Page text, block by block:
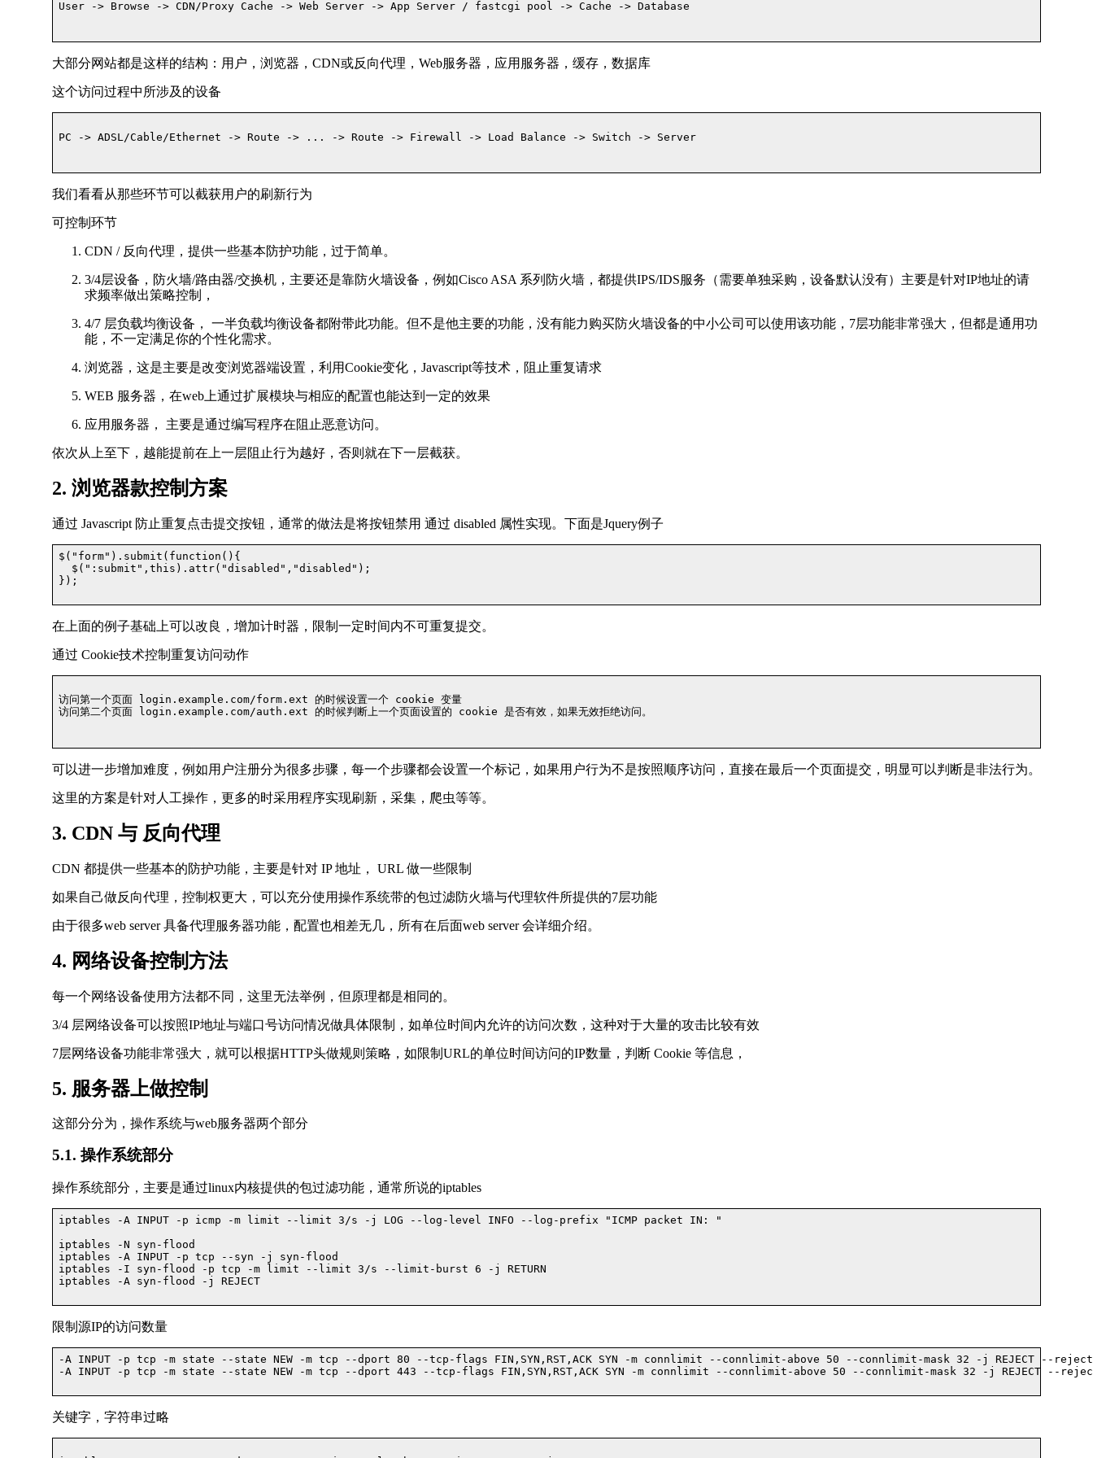
User -> Browse -> CDN/Proxy Cache -> Web Server -> App Server / fastcgi pool -> Cache -> Database
大部分网站都是这样的结构：用户，浏览器，CDN或反向代理，Web服务器，应用服务器，缓存，数据库
这个访问过程中所涉及的设备
PC -> ADSL/Cable/Ethernet -> Route -> ... -> Route -> Firewall -> Load Balance -> Switch -> Server
我们看看从那些环节可以截获用户的刷新行为
可控制环节
CDN / 反向代理，提供一些基本防护功能，过于简单。
3/4层设备，防火墙/路由器/交换机，主要还是靠防火墙设备，例如Cisco ASA 系列防火墙，都提供IPS/IDS服务（需要单独采购，设备默认没有）主要是针对IP地址的请
求频率做出策略控制，
4/7 层负载均衡设备， 一半负载均衡设备都附带此功能。但不是他主要的功能，没有能力购买防火墙设备的中小公司可以使用该功能，7层功能非常强大，但都是通用功
能，不一定满足你的个性化需求。
浏览器，这是主要是改变浏览器端设置，利用Cookie变化，Javascript等技术，阻止重复请求
WEB 服务器，在web上通过扩展模块与相应的配置也能达到一定的效果
应用服务器， 主要是通过编写程序在阻止恶意访问。
依次从上至下，越能提前在上一层阻止行为越好，否则就在下一层截获。
2. 浏览器款控制方案
通过 Javascript 防止重复点击提交按钮，通常的做法是将按钮禁用 通过 disabled 属性实现。下面是Jquery例子
$("form").submit(function(){
  $(":submit",this).attr("disabled","disabled");
});
在上面的例子基础上可以改良，增加计时器，限制一定时间内不可重复提交。
通过 Cookie技术控制重复访问动作
访问第一个页面 login.example.com/form.ext 的时候设置一个 cookie 变量
访问第二个页面 login.example.com/auth.ext 的时候判断上一个页面设置的 cookie 是否有效，如果无效拒绝访问。
可以进一步增加难度，例如用户注册分为很多步骤，每一个步骤都会设置一个标记，如果用户行为不是按照顺序访问，直接在最后一个页面提交，明显可以判断是非法行为。
这里的方案是针对人工操作，更多的时采用程序实现刷新，采集，爬虫等等。
3. CDN 与 反向代理
CDN 都提供一些基本的防护功能，主要是针对 IP 地址， URL 做一些限制
如果自己做反向代理，控制权更大，可以充分使用操作系统带的包过滤防火墙与代理软件所提供的7层功能
由于很多web server 具备代理服务器功能，配置也相差无几，所有在后面web server 会详细介绍。
4. 网络设备控制方法
每一个网络设备使用方法都不同，这里无法举例，但原理都是相同的。
3/4 层网络设备可以按照IP地址与端口号访问情况做具体限制，如单位时间内允许的访问次数，这种对于大量的攻击比较有效
7层网络设备功能非常强大，就可以根据HTTP头做规则策略，如限制URL的单位时间访问的IP数量，判断 Cookie 等信息，
5. 服务器上做控制
这部分分为，操作系统与web服务器两个部分
5.1. 操作系统部分
操作系统部分，主要是通过linux内核提供的包过滤功能，通常所说的iptables
iptables -A INPUT -p icmp -m limit --limit 3/s -j LOG --log-level INFO --log-prefix "ICMP packet IN: "
iptables -N syn-flood
iptables -A INPUT -p tcp --syn -j syn-flood
iptables -I syn-flood -p tcp -m limit --limit 3/s --limit-burst 6 -j RETURN
iptables -A syn-flood -j REJECT
限制源IP的访问数量
-A INPUT -p tcp -m state --state NEW -m tcp --dport 80 --tcp-flags FIN,SYN,RST,ACK SYN -m connlimit --connlimit-above 50 --connlimit-mask 32 -j REJECT --
-A INPUT -p tcp -m state --state NEW -m tcp --dport 443 --tcp-flags FIN,SYN,RST,ACK SYN -m connlimit --connlimit-above 50 --connlimit-mask 32 -j REJECT --
关键字，字符串过略